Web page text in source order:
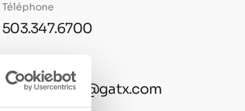
Téléphone
503.347.6700
Email
contactgatx@gatx.com